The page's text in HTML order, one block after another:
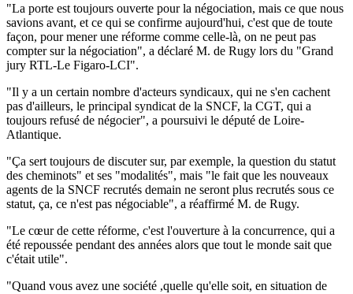
"La porte est toujours ouverte pour la négociation, mais ce que nous
savions avant, et ce qui se confirme aujourd'hui, c'est que de toute
façon, pour mener une réforme comme celle-là, on ne peut pas
compter sur la négociation", a déclaré M. de Rugy lors du "Grand
jury RTL-Le Figaro-LCI".
"Il y a un certain nombre d'acteurs syndicaux, qui ne s'en cachent
pas d'ailleurs, le principal syndicat de la SNCF, la CGT, qui a
toujours refusé de négocier", a poursuivi le député de Loire-
Atlantique.
"Ça sert toujours de discuter sur, par exemple, la question du statut
des cheminots" et ses "modalités", mais "le fait que les nouveaux
agents de la SNCF recrutés demain ne seront plus recrutés sous ce
statut, ça, ce n'est pas négociable", a réaffirmé M. de Rugy.
"Le cœur de cette réforme, c'est l'ouverture à la concurrence, qui a
été repoussée pendant des années alors que tout le monde sait que
c'était utile".
"Quand vous avez une société ,quelle qu'elle soit, en situation de